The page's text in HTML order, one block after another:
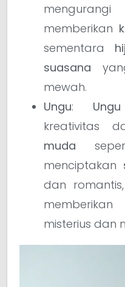
memberikan
sementara
suasana
mewah.
Ungu: Ungu
kreativitas
muda
menciptakan
dan
memberikan
misterius dan